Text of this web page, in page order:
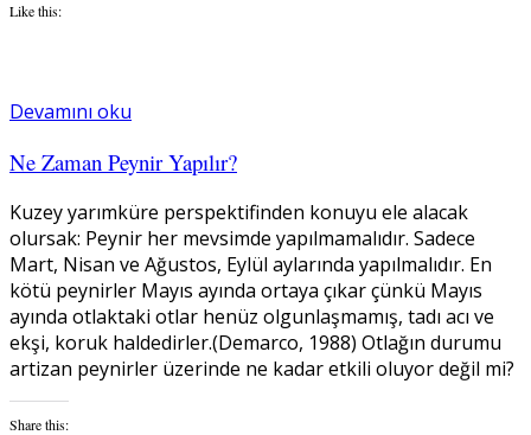
Like this:
Devamını oku
Ne Zaman Peynir Yapılır?
Kuzey yarımküre perspektifinden konuyu ele alacak
olursak: Peynir her mevsimde yapılmamalıdır. Sadece
Mart, Nisan ve Ağustos, Eylül aylarında yapılmalıdır. En
kötü peynirler Mayıs ayında ortaya çıkar çünkü Mayıs
ayında otlaktaki otlar henüz olgunlaşmamış, tadı acı ve
ekşi, koruk haldedirler.(Demarco, 1988) Otlağın durumu
artizan peynirler üzerinde ne kadar etkili oluyor değil mi?
Share this: